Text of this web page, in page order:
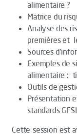
alimentaire ?
Matrice du
Analyse des
premières et
Sources
Exemples de
alimentaire :
Outils de
Présentation
standards
Cette session est